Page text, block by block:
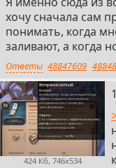
хочу сначала сам
понимать, когда
заливают, а когда
Ответы 48847609
424 Кб, 746x534